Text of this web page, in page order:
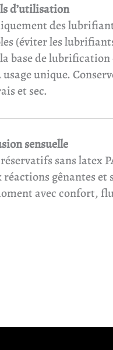
d’utilisation
des
(éviter les
base de lubrification
usage unique.
et sec.
sensuelle
sans latex
gênantes et
avec confort,